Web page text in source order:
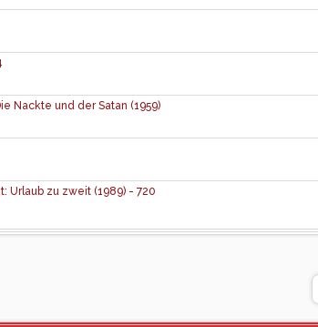
Nackte und der Satan (1959)
Urlaub zu zweit (1989) - 720